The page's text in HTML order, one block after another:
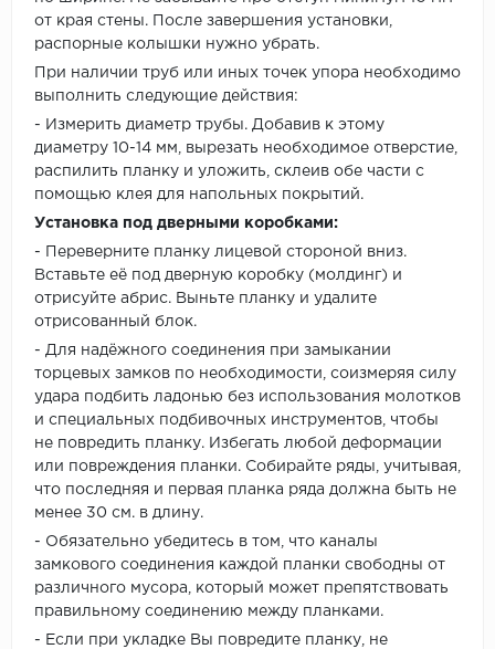
от края стены. После завершения установки,
распорные колышки нужно убрать.
При наличии труб или иных точек упора необходимо
выполнить следующие действия:
- Измерить диаметр трубы. Добавив к этому
диаметру 10-14 мм, вырезать необходимое отверстие,
распилить планку и уложить, склеив обе части с
помощью клея для напольных покрытий.
Установка под дверными коробками:
- Переверните планку лицевой стороной вниз.
Вставьте её под дверную коробку (молдинг) и
отрисуйте абрис. Выньте планку и удалите
отрисованный блок.
- Для надёжного соединения при замыкании
торцевых замков по необходимости, соизмеряя силу
удара подбить ладонью без использования молотков
и специальных подбивочных инструментов, чтобы
не повредить планку. Избегать любой деформации
или повреждения планки. Собирайте ряды, учитывая,
что последняя и первая планка ряда должна быть не
менее 30 см. в длину.
- Обязательно убедитесь в том, что каналы
замкового соединения каждой планки свободны от
различного мусора, который может препятствовать
правильному соединению между планками.
- Если при укладке Вы повредите планку, не